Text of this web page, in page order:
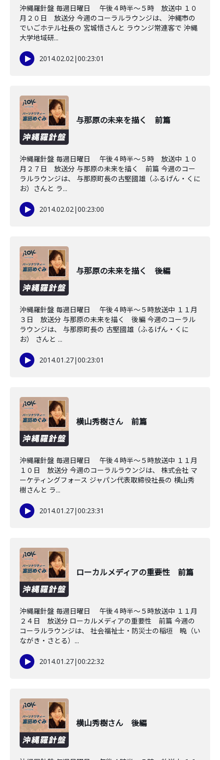
沖縄羅針盤 毎週日曜日 午後４時半〜５時 放送中 １０
月２０日 放送分 今週のコーラルラウンジは、 沖縄市の
でいごホテル社長の 宮城悟さんと ラウンジ常連客で 沖縄
大学地域研...
2014.02.02|00:23:01
与那原の未来を描く 前篇
沖縄羅針盤 毎週日曜日 午後４時半～５時 放送中 １０
月２７日 放送分 与那原の未来を描く 前篇 今週のコー
ラルラウンジは、 与那原町長の古堅國雄（ふるげん・くに
お）さんと ラ...
2014.02.02|00:23:00
与那原の未来を描く 後編
沖縄羅針盤 毎週日曜日 午後４時半～５時放送中 １１月
３日 放送分 与那原の未来を描く 後編 今週のコーラル
ラウンジは、 与那原町長の 古堅國雄（ふるげん・くに
お） さんと ...
2014.01.27|00:23:01
横山秀樹さん 前篇
沖縄羅針盤 毎週日曜日 午後４時半～５時放送中 １１月
１０日 放送分 今週のコーラルラウンジは、 株式会社 マ
ーケティングフォース ジャパン代表取締役社長の 横山秀
樹さんと ラ...
2014.01.27|00:23:31
ローカルメディアの重要性 前篇
沖縄羅針盤 毎週日曜日 午後４時半～５時放送中 １１月
２４日 放送分 ローカルメディアの重要性 前篇 今週の
コーラルラウンジは、 社会福祉士・防災士の稲垣 暁（い
ながき・さとる）...
2014.01.27|00:22:32
横山秀樹さん 後編